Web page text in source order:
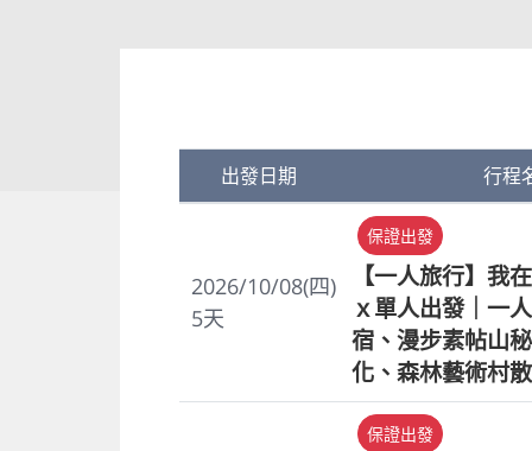
出發日期 行程
2026/10/08(四)
5天
保證出發
【一人旅行】我
ｘ單人出發｜一
宿、漫步素帖山
化、森林藝術村
保證出發